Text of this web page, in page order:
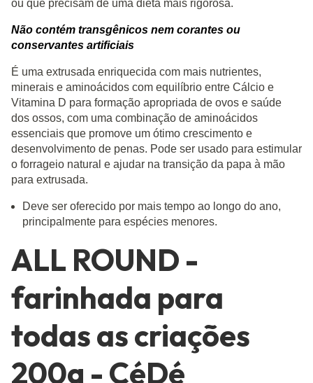
ou que precisam de uma dieta mais rigorosa.
Não contém transgênicos nem corantes ou
conservantes artificiais
É uma extrusada enriquecida com mais nutrientes,
minerais e aminoácidos com equilíbrio entre Cálcio e
Vitamina D para formação apropriada de ovos e saúde
dos ossos, com uma combinação de aminoácidos
essenciais que promove um ótimo crescimento e
desenvolvimento de penas. Pode ser usado para estimular
o forrageio natural e ajudar na transição da papa à mão
para extrusada.
Deve ser oferecido por mais tempo ao longo do ano,
principalmente para espécies menores.
ALL ROUND -
farinhada para
todas as criações
200g - CéDé